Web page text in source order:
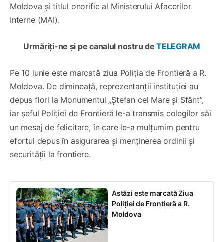
Moldova și titlul onorific al Ministerului Afacerilor
Interne (MAI).
Urmăriți-ne și pe canalul nostru deTELEGRAM
Pe 10 iunie este marcată ziua Poliția de Frontieră a R.
Moldova. De dimineață, reprezentanții instituției au
depus flori la Monumentul „Ștefan cel Mare și Sfânt”,
iar șeful Poliției de Frontieră le-a transmis colegilor săi
un mesaj de felicitare, în care le-a mulțumim pentru
efortul depus în asigurarea și menținerea ordinii și
securității la frontiere.
Astăzi este marcată Ziua
Poliției de Frontieră a R.
Moldova